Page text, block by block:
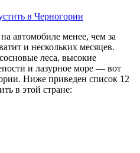
в Черногории
автомобиле менее, чем за
и нескольких месяцев.
леса, высокие
и лазурное море — вот
Ниже приведен список 12
в этой стране: